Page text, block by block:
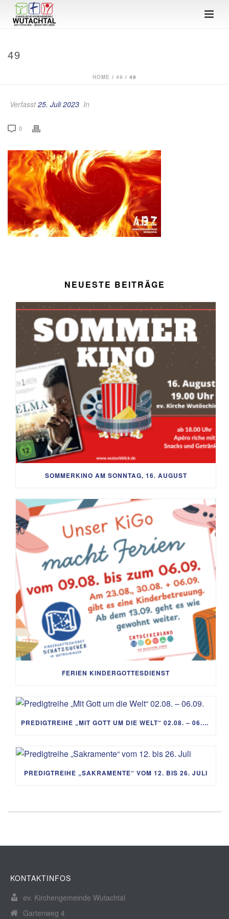
49
HOME / 49 / 49
Verfasst25. Juli 2023 In
0
NEUESTE BEITRÄGE
SOMMERKINO AM SONNTAG, 16. AUGUST
FERIEN KINDERGOTTESDIENST
PREDIGTREIHE „MIT GOTT UM DIE WELT“ 02.08. – 06.09.
PREDIGTREIHE „SAKRAMENTE“ VOM 12. BIS 26. JULI
KONTAKTINFOS
ev. Kirchengemeinde Wutachtal
Gartenweg 4